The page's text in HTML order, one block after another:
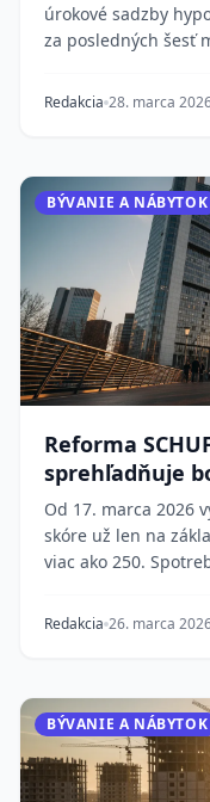
úrokové sadzby
za posledných šesť
Redakcia 28. marca
BÝVANIE A NÁBYTOK
Reforma
sprehľadňuje
Od 17. marca 2026
skóre už len na
viac ako 250.
Redakcia 26. marca
BÝVANIE A NÁBYTOK